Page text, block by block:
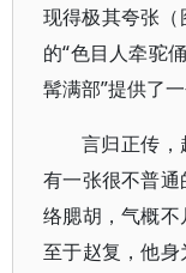
现得极其夸张
的“色目人牵驼
髯满部”提供了
言归正传，
有一张很不普
络腮胡，气概不
至于赵复，他